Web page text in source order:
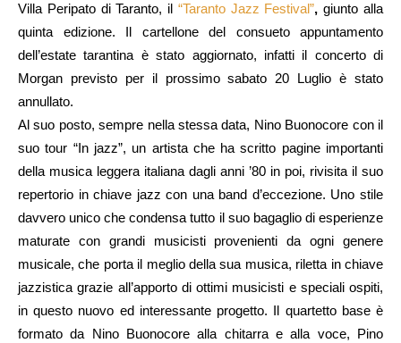
Villa Peripato di Taranto, il “Taranto Jazz Festival”, giunto alla
quinta edizione. Il cartellone del consueto appuntamento
dell’estate tarantina è stato aggiornato, infatti il concerto di
Morgan previsto per il prossimo sabato 20 Luglio è stato
annullato.
Al suo posto, sempre nella stessa data, Nino Buonocore con il
suo tour “In jazz”, un artista che ha scritto pagine importanti
della musica leggera italiana dagli anni ’80 in poi, rivisita il suo
repertorio in chiave jazz con una band d’eccezione. Uno stile
davvero unico che condensa tutto il suo bagaglio di esperienze
maturate con grandi musicisti provenienti da ogni genere
musicale, che porta il meglio della sua musica, riletta in chiave
jazzistica grazie all’apporto di ottimi musicisti e speciali ospiti,
in questo nuovo ed interessante progetto. Il quartetto base è
formato da Nino Buonocore alla chitarra e alla voce, Pino